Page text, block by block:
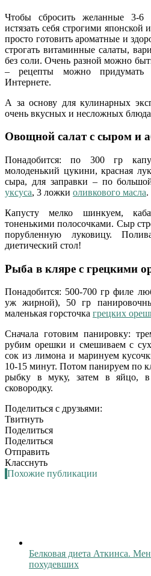
Чтобы сбросить желанные 3-6
истязать себя строгими
просто готовить ароматные и
строгать витаминные салаты,
без соли. Очень разной можно
– рецепты можно
Интернете.
А за основу для кулинарных
очень вкусных и несложных
Овощной салат с сыром и
Понадобится: по 300 гр
молоденький цукини, красная
сыра, для заправки – по
уксуса, 3 ложки оливкового масла.
Капусту мелко шинкуем,
тоненькими полосочками. Сыр
порубленную луковицу.
диетический стол!
Рыба в кляре с грецкими
Понадобится: 500-700 гр филе
уж жирной), 50 гр
маленькая горсточка грецких
Сначала готовим панировку:
рубим орешки и смешиваем с
сок из лимона и маринуем
10-15 минут. Потом панируем по
рыбку в муку, затем в яйцо,
сковородку.
Поделиться с друзьями:
Твитнуть
Поделиться
Поделиться
Отправить
Класснуть
Похожие публикации
Белковая диета Аткинса.
похудевших